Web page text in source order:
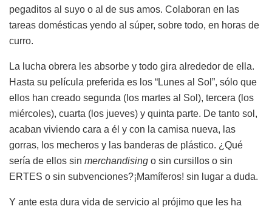
pegaditos al suyo o al de sus amos. Colaboran en las
tareas domésticas yendo al súper, sobre todo, en horas de
curro.
La lucha obrera les absorbe y todo gira alrededor de ella.
Hasta su película preferida es los “Lunes al Sol”, sólo que
ellos han creado segunda (los martes al Sol), tercera (los
miércoles), cuarta (los jueves) y quinta parte. De tanto sol,
acaban viviendo cara a él y con la camisa nueva, las
gorras, los mecheros y las banderas de plástico. ¿Qué
sería de ellos sin merchandising o sin cursillos o sin
ERTES o sin subvenciones?¡Mamíferos! sin lugar a duda.
Y ante esta dura vida de servicio al prójimo que les ha